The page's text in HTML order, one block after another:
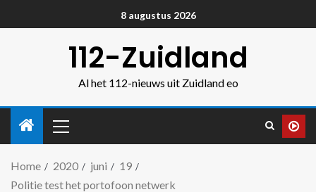
8 augustus 2026
112-Zuidland
Al het 112-nieuws uit Zuidland eo
Home 2020 juni
19
Politie test het portofoon netwerk